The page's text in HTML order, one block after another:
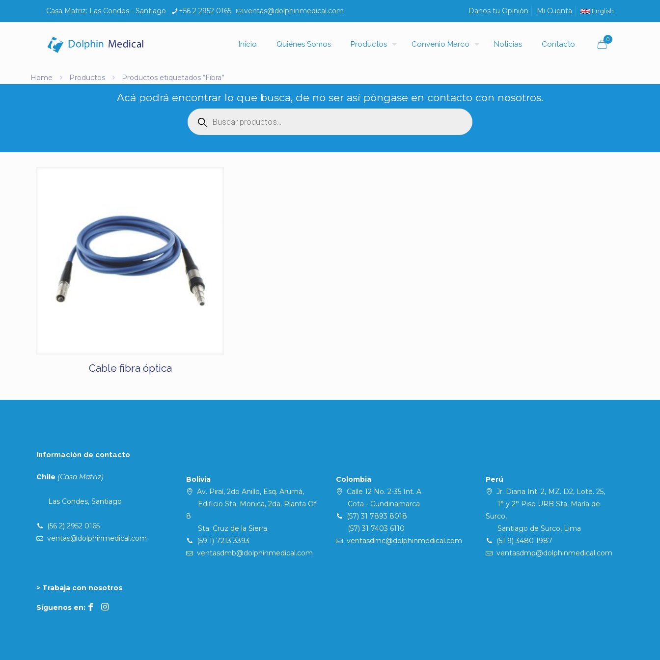
Casa Matriz: Las Condes - Santiago +56 2 2952 0165 ventas@dolphinmedical.com Danos tu Opinión Mi Cuenta English
Inicio Quiénes Somos Productos Convenio Marco Noticias Contacto
0
Home Productos Productos etiquetados “Fibra”
Acá podrá encontrar lo que busca, de no ser así póngase en contacto con nosotros.
Búsqueda
de
productos
Cable fibra óptica
Información de contacto
Chile (Casa Matriz)
Las Condes, Santiago
(56 2) 2952 0165
ventas@dolphinmedical.com
> Trabaja con nosotros
Síguenos en:
Bolivia
Av. Piraí, 2do Anillo, Esq. Arumá,
Edificio Sta. Monica, 2da. Planta Of.
8
Sta. Cruz de la Sierra.
(59 1) 7213 3393
ventasdmb@dolphinmedical.com
Colombia
Calle 12 No. 2-35 Int. A
Cota - Cundinamarca
(57) 31 7893 8018
(57) 31 7403 6110
ventasdmc@dolphinmedical.com
Perú
Jr. Diana Int. 2, MZ. D2, Lote. 25,
1° y 2° Piso URB Sta. María de
Surco,
Santiago de Surco, Lima
(51 9) 3480 1987
ventasdmp@dolphinmedical.com